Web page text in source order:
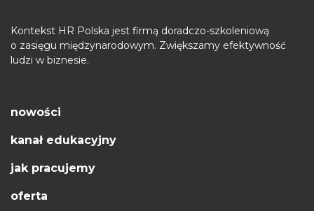
Kontekst HR Polska jest firmą doradczo-szkoleniową
o zasięgu międzynarodowym. Zwiększamy efektywność
ludzi w biznesie.
nowości
kanał edukacyjny
jak pracujemy
oferta